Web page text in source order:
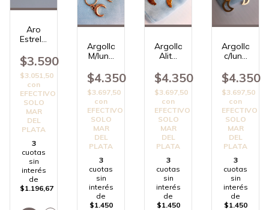
Aro
Estrella
$3.590
$3.051,50
con
EFECTIVO
SOLO
MAR
DEL
PLATA
3
cuotas
sin
interés
de
$1.196,67
Argolla
M/luna
$4.350
$3.697,50
con
EFECTIVO
SOLO
MAR
DEL
PLATA
3
cuotas
sin
interés
de
$1.450
Argolla
Alita
$4.350
$3.697,50
con
EFECTIVO
SOLO
MAR
DEL
PLATA
3
cuotas
sin
interés
de
$1.450
Argolla
c/luna
$4.350
$3.697,50
con
EFECTIVO
SOLO
MAR
DEL
PLATA
3
cuotas
sin
interés
de
$1.450